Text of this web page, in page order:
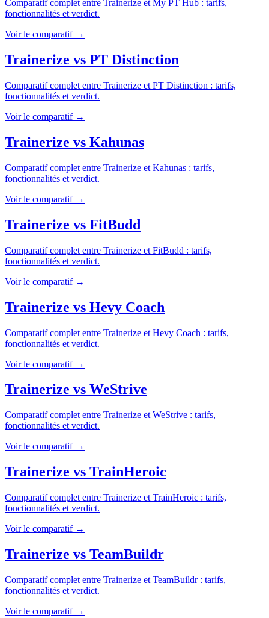
Comparatif complet entre Trainerize et My PT Hub : tarifs,
fonctionnalités et verdict.
Voir le comparatif →
Trainerize vs PT Distinction
Comparatif complet entre Trainerize et PT Distinction : tarifs,
fonctionnalités et verdict.
Voir le comparatif →
Trainerize vs Kahunas
Comparatif complet entre Trainerize et Kahunas : tarifs,
fonctionnalités et verdict.
Voir le comparatif →
Trainerize vs FitBudd
Comparatif complet entre Trainerize et FitBudd : tarifs,
fonctionnalités et verdict.
Voir le comparatif →
Trainerize vs Hevy Coach
Comparatif complet entre Trainerize et Hevy Coach : tarifs,
fonctionnalités et verdict.
Voir le comparatif →
Trainerize vs WeStrive
Comparatif complet entre Trainerize et WeStrive : tarifs,
fonctionnalités et verdict.
Voir le comparatif →
Trainerize vs TrainHeroic
Comparatif complet entre Trainerize et TrainHeroic : tarifs,
fonctionnalités et verdict.
Voir le comparatif →
Trainerize vs TeamBuildr
Comparatif complet entre Trainerize et TeamBuildr: tarifs,
fonctionnalités et verdict.
Voir le comparatif →